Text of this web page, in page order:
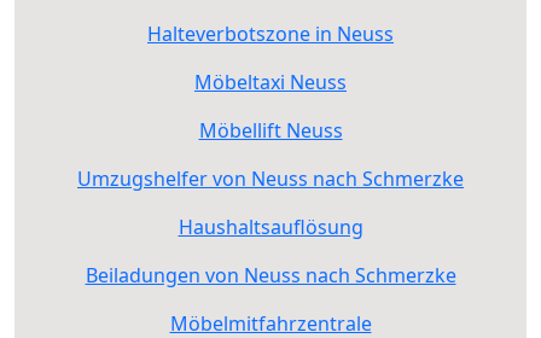
Halteverbotszone in Neuss
Möbeltaxi Neuss
Möbellift Neuss
Umzugshelfer von Neuss nach Schmerzke
Haushaltsauflösung
Beiladungen von Neuss nach Schmerzke
Möbelmitfahrzentrale